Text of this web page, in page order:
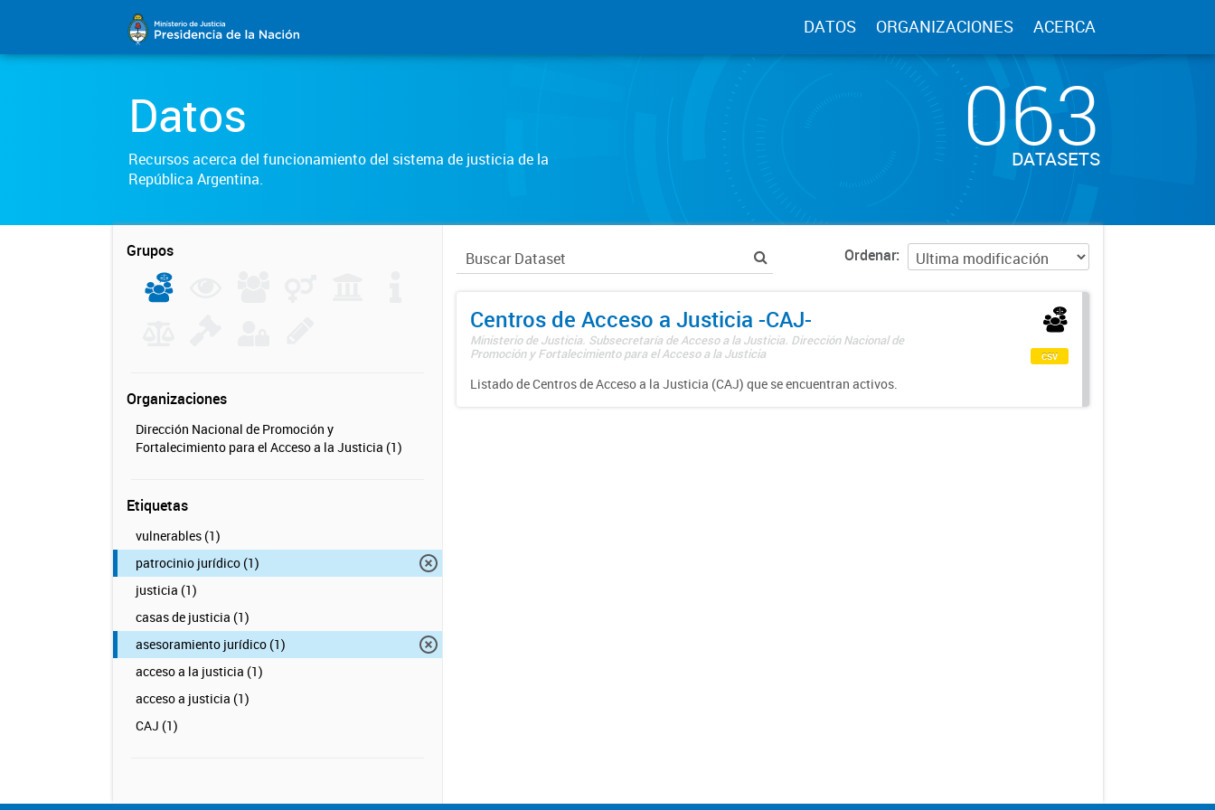
DATOS ORGANIZACIONES ACERCA
Datos
Recursos acerca del funcionamiento del sistema de justicia de la
República Argentina.
063
DATASETS
Grupos
Organizaciones
Dirección Nacional de Promoción y
Fortalecimiento para el Acceso a la Justicia (1)
Etiquetas
vulnerables (1)
patrocinio jurídico (1)
justicia (1)
casas de justicia (1)
asesoramiento jurídico (1)
acceso a la justicia (1)
acceso a justicia (1)
CAJ (1)
Ordenar
Centros de Acceso a Justicia -CAJ-
Ministerio de Justicia. Subsecretaría de Acceso a la Justicia. Dirección Nacional de
Promoción y Fortalecimiento para el Acceso a la Justicia
Listado de Centros de Acceso a la Justicia (CAJ) que se encuentran activos.
csv